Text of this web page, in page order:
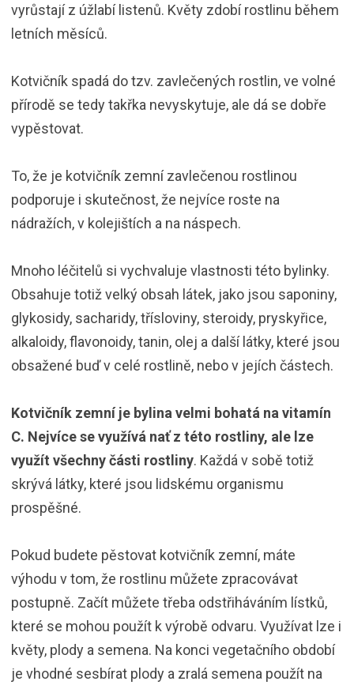
vyrůstají z úžlabí listenů. Květy zdobí rostlinu během
letních měsíců.
Kotvičník spadá do tzv. zavlečených rostlin, ve volné
přírodě se tedy takřka nevyskytuje, ale dá se dobře
vypěstovat.
To, že je kotvičník zemní zavlečenou rostlinou
podporuje i skutečnost, že nejvíce roste na
nádražích, v kolejištích a na náspech.
Mnoho léčitelů si vychvaluje vlastnosti této bylinky.
Obsahuje totiž velký obsah látek, jako jsou saponiny,
glykosidy, sacharidy, třísloviny, steroidy, pryskyřice,
alkaloidy, flavonoidy, tanin, olej a další látky, které jsou
obsažené buď v celé rostlině, nebo v jejích částech.
Kotvičník zemní je bylina velmi bohatá na vitamín
C. Nejvíce se využívá nať z této rostliny, ale lze
využít všechny části rostliny. Každá v sobě totiž
skrývá látky, které jsou lidskému organismu
prospěšné.
Pokud budete pěstovat kotvičník zemní, máte
výhodu v tom, že rostlinu můžete zpracovávat
postupně. Začít můžete třeba odstřiháváním lístků,
které se mohou použít k výrobě odvaru. Využívat lze i
květy, plody a semena. Na konci vegetačního období
je vhodné sesbírat plody a zralá semena použít na